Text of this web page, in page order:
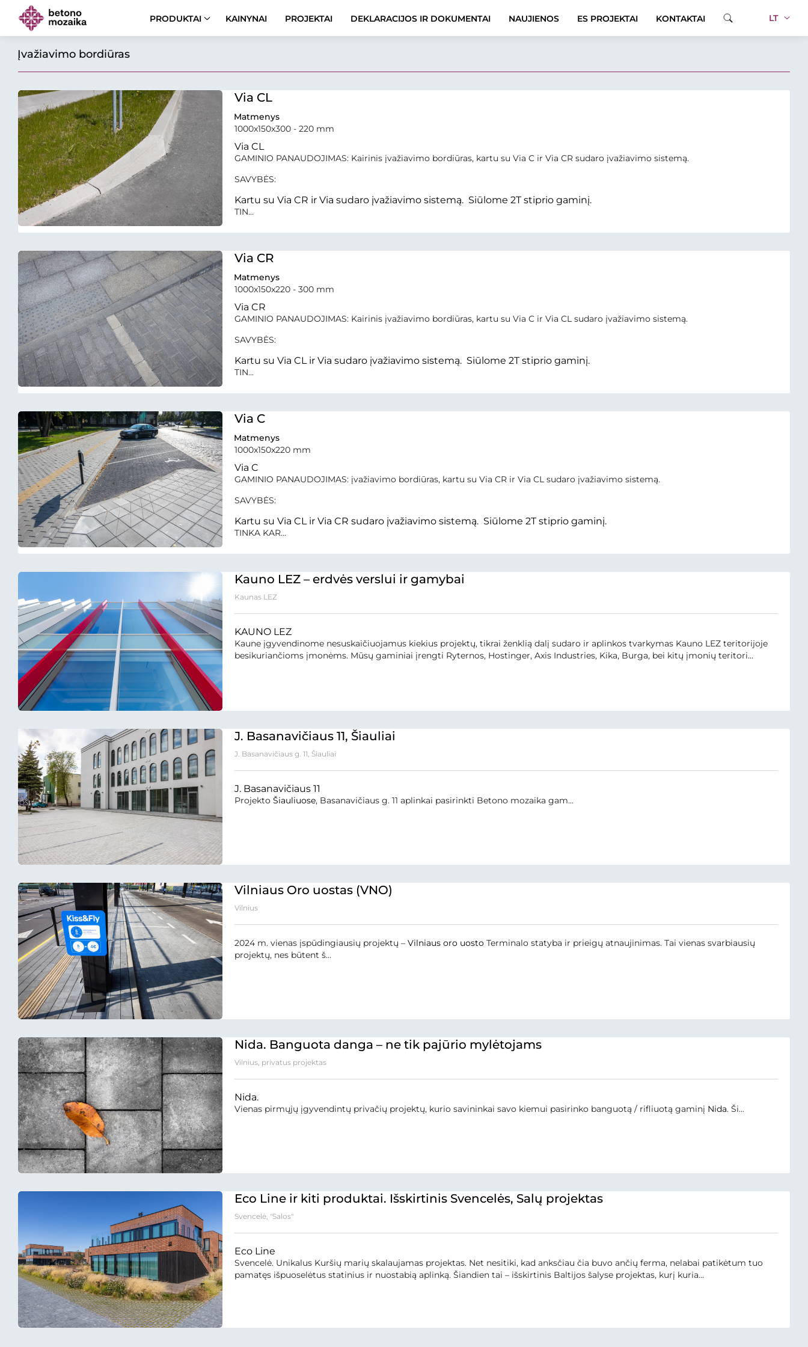
PRODUKTAI KAINYNAI PROJEKTAI DEKLARACIJOS IR DOKUMENTAI NAUJIENOS ES PROJEKTAI KONTAKTAI LT
Įvažiavimo bordiūras
Via CL
Matmenys
1000x150x300 - 220 mm
Via CL
GAMINIO PANAUDOJIMAS: Kairinis įvažiavimo bordiūras, kartu su Via C ir Via CR sudaro įvažiavimo sistemą.
SAVYBĖS:
Kartu su Via CR ir Via sudaro įvažiavimo sistemą. Siūlome 2T stiprio gaminį.
TIN...
Via CR
Matmenys
1000x150x220 - 300 mm
Via CR
GAMINIO PANAUDOJIMAS: Kairinis įvažiavimo bordiūras, kartu su Via C ir Via CL sudaro įvažiavimo sistemą.
SAVYBĖS:
Kartu su Via CL ir Via sudaro įvažiavimo sistemą. Siūlome 2T stiprio gaminį.
TIN...
Via C
Matmenys
1000x150x220 mm
Via C
GAMINIO PANAUDOJIMAS: įvažiavimo bordiūras, kartu su Via CR ir Via CL sudaro įvažiavimo sistemą.
SAVYBĖS:
Kartu su Via CL ir Via CR sudaro įvažiavimo sistemą. Siūlome 2T stiprio gaminį.
TINKA KAR...
Kauno LEZ – erdvės verslui ir gamybai
Kaunas LEZ
KAUNO LEZ
Kaune įgyvendinome nesuskaičiuojamus kiekius projektų, tikrai ženklią dalį sudaro ir aplinkos tvarkymas Kauno LEZ teritorijoje
besikuriančioms įmonėms. Mūsų gaminiai įrengti Ryternos, Hostinger, Axis Industries, Kika, Burga, bei kitų įmonių teritori...
J. Basanavičiaus 11, Šiauliai
J. Basanavičiaus g. 11, Šiauliai
J. Basanavičiaus 11
Projekto Šiauliuose, Basanavičiaus g. 11 aplinkai pasirinkti Betono mozaika gam...
Vilniaus Oro uostas (VNO)
Vilnius
2024 m. vienas įspūdingiausių projektų – Vilniaus oro uostoTerminalo statyba ir prieigų atnaujinimas. Tai vienas svarbiausių
projektų, nes būtent š...
Nida. Banguota danga – ne tik pajūrio mylėtojams
Vilnius, privatus projektas
Nida.
Vienas pirmųjų įgyvendintų privačių projektų, kurio savininkai savo kiemui pasirinko banguotą / rifliuotą gaminį Nida. Ši...
Eco Line ir kiti produktai. Išskirtinis Svencelės, Salų projektas
Svencelė, "Salos"
Eco Line
Svencelė. Unikalus Kuršių marių skalaujamas projektas. Net nesitiki, kad anksčiau čia buvo ančių ferma, nelabai patikėtum tuo
pamatęs išpuoselėtus statinius ir nuostabią aplinką. Šiandien tai – išskirtinis Baltijos šalyse projektas, kurį kuria...